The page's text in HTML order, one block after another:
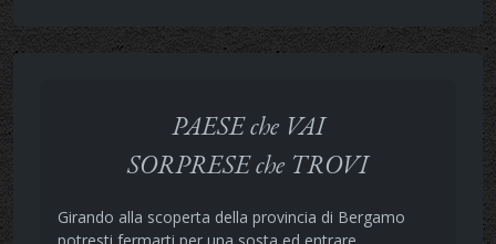
PAESE che VAI
SORPRESE che TROVI
Girando alla scoperta della provincia di Bergamo